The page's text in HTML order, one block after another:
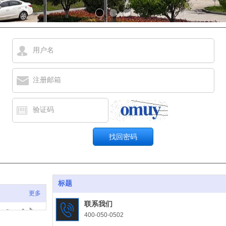
用户名
注册邮箱
验证码
更多
标题
联系我们
400-050-0502